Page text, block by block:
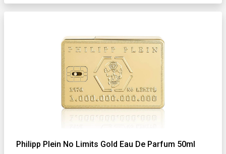
Philipp Plein No Limits Gold Eau De Parfum 50ml